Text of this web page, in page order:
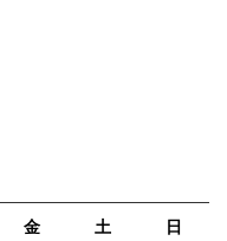
金 土 日